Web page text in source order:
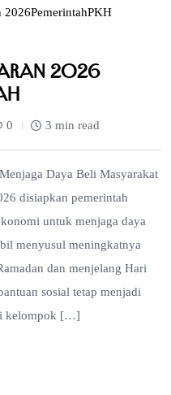
2026PemerintahPKH
2026
0 3 min read
Daya Beli Masyarakat
disiapkan pemerintah
untuk menjaga daya
menyusul meningkatnya
dan menjelang Hari
sosial tetap menjadi
kelompok […]